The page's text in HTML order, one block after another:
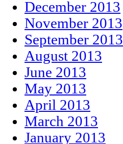
December 2013
November 2013
September 2013
August 2013
June 2013
May 2013
April 2013
March 2013
January 2013